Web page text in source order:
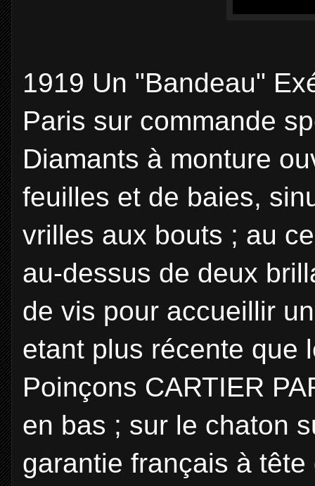
1919 Un "Bandeau"
Paris sur commande
Diamants à monture
feuilles et de baies,
vrilles aux bouts ; au
au-dessus de deux
de vis pour accueillir
etant plus récente que
Poinçons CARTIER
en bas ; sur le chaton
garantie français à